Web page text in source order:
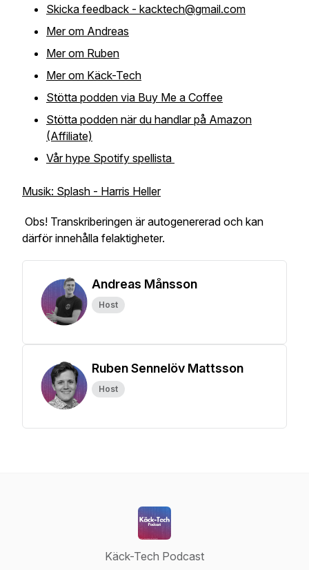
Skicka feedback - kacktech@gmail.com
Mer om Andreas
Mer om Ruben
Mer om Käck-Tech
Stötta podden via Buy Me a Coffee
Stötta podden när du handlar på Amazon
(Affiliate)
Vår hype Spotify spellista
Musik: Splash - Harris Heller
Obs! Transkriberingen är autogenererad och kan
därför innehålla felaktigheter.
Andreas Månsson
Host
Ruben Sennelöv Mattsson
Host
Käck-Tech Podcast